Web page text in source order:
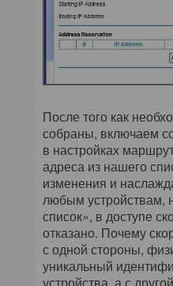
После того как
собраны, включаем
в настройках
адреса из нашего
изменения и
любым устройствам,
список», в доступе
отказано. Почему
с одной стороны,
уникальный